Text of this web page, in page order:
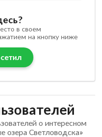
в своем
на кнопку ниже
о интересном
озера Светловодска»